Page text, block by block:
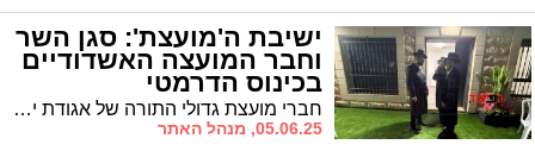
ישיבת ה'מועצת': סגן השר
וחבר המועצה האשדודיים
בכינוס הדרמטי
חברי מועצת גדולי התורה של אגודת ישראל מתכנסים בשעה זו באכסנייתו של האדמו"ר מויזניץ במושב-אורה כדי לדון בצעדים הנדרשים לנוכח אי קידום החוק שיסדיר את מעמדם של בני הישיבות. בפתח נצפו סגן השר האשדודי ח"כ הרב טסלר עם חבר המועצה הרב שמואל שוק.
05.06.25, מנהל האתר